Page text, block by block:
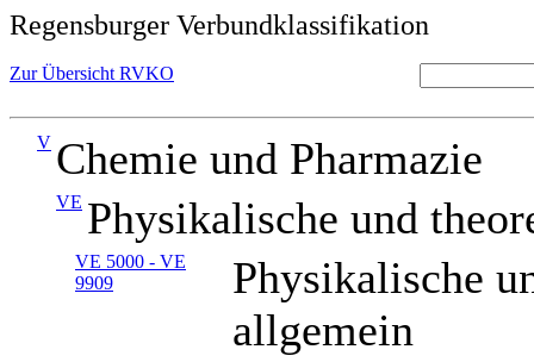
Regensburger Verbundklassifikation
Zur Übersicht RVKO
V Chemie und Pharmazie
VE Physikalische und
VE 5000 - VE
9909
Physikalische
allgemein